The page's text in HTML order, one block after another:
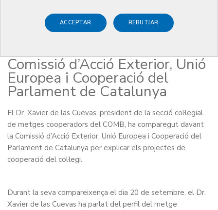
ACCEPTAR REBUTJAR
1 D’OCTUBRE DE 2013
Compareixença del Dr. Xavier
de las Cuevas davant la
Comissió d’Acció Exterior, Unió
Europea i Cooperació del
Parlament de Catalunya
El Dr. Xavier de las Cuevas, president de la secció col·legial
de metges cooperadors del COMB, ha comparegut davant
la Comissió d’Acció Exterior, Unió Europea i Cooperació del
Parlament de Catalunya per explicar els projectes de
cooperació del col·legi.
Durant la seva compareixença el dia 20 de setembre, el Dr.
Xavier de las Cuevas ha parlat del perfil del metge